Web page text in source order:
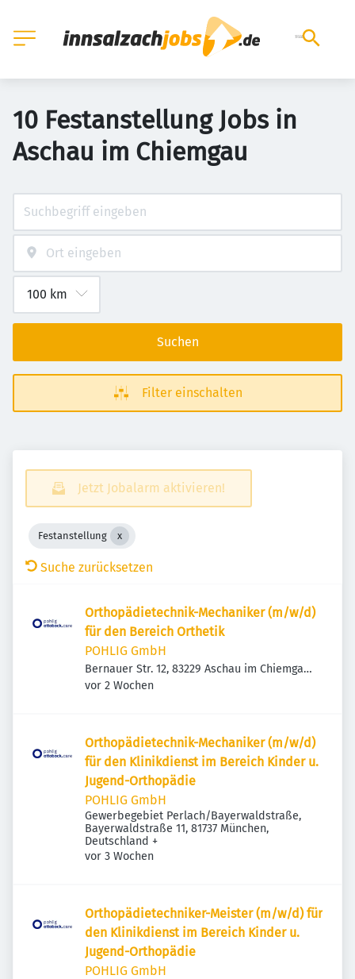
10 Festanstellung Jobs in
Aschau im Chiemgau
Suchen
Filter einschalten
Jetzt Jobalarm aktivieren!
Festanstellung
Suche zurücksetzen
Orthopädietechnik-Mechaniker (m/w/d)
für den Bereich Orthetik
POHLIG GmbH
Bernauer Str. 12, 83229 Aschau im Chiemgau,
Deutschland
Veröffentlicht
vor 2 Wochen
Orthopädietechnik-Mechaniker (m/w/d)
für den Klinikdienst im Bereich Kinder u.
Jugend-Orthopädie
POHLIG GmbH
Gewerbegebiet Perlach/Bayerwaldstraße,
Bayerwaldstraße 11, 81737 München,
Deutschland +
Veröffentlicht
vor 3 Wochen
Orthopädietechniker-Meister (m/w/d) für
den Klinikdienst im Bereich Kinder u.
Jugend-Orthopädie
POHLIG GmbH